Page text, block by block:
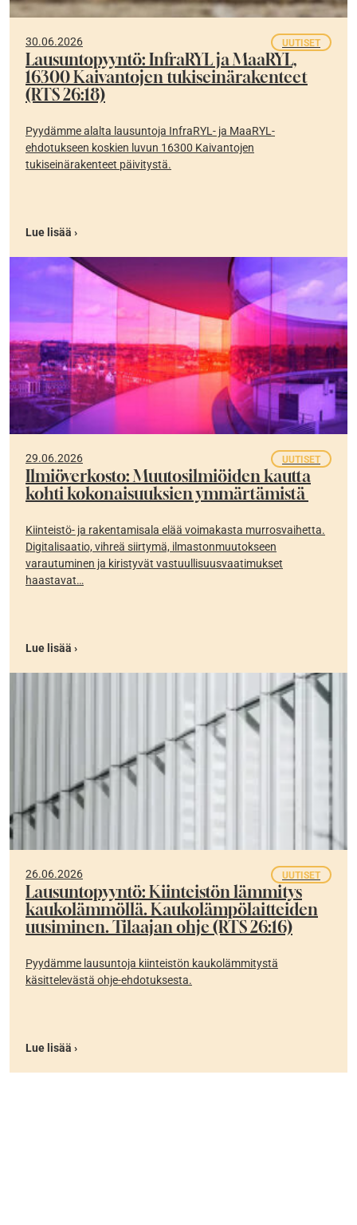
30.06.2026 UUTISET
Lausuntopyyntö: InfraRYL ja MaaRYL,
16300 Kaivantojen tukiseinärakenteet
(RTS 26:18)
Pyydämme alalta lausuntoja InfraRYL- ja MaaRYL-
ehdotukseen koskien luvun 16300 Kaivantojen
tukiseinärakenteet päivitystä.
Lue lisää ›
29.06.2026 UUTISET
Ilmiöverkosto: Muutosilmiöiden kautta
kohti kokonaisuuksien ymmärtämistä
Kiinteistö- ja rakentamisala elää voimakasta murrosvaihetta.
Digitalisaatio, vihreä siirtymä, ilmastonmuutokseen
varautuminen ja kiristyvät vastuullisuusvaatimukset
haastavat…
Lue lisää ›
26.06.2026 UUTISET
Lausuntopyyntö: Kiinteistön lämmitys
kaukolämmöllä. Kaukolämpölaitteiden
uusiminen. Tilaajan ohje (RTS 26:16)
Pyydämme lausuntoja kiinteistön kaukolämmitystä
käsittelevästä ohje-ehdotuksesta.
Lue lisää ›